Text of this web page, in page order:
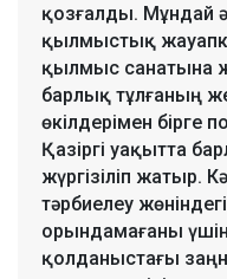
қозғалды. Мұндай
қылмыстық
қылмыс санатына
барлық тұлғаның
өкілдерімен бірге
Қазіргі уақытта
жүргізіліп жатыр.
тәрбиелеу
орындамағаны
қолданыстағы